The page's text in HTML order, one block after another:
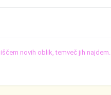
novih oblik, temveč jih najdem.